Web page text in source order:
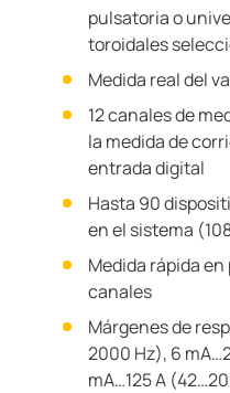
pulsatoria o
toroidales
Medida real del
12 canales de
la medida de
entrada digital
Hasta 90
en el sistema
Medida rápida
canales
Márgenes de
2000 Hz), 6
mA…125 A